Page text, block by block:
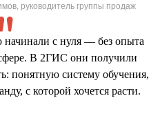
руководитель группы продаж
начинали с нуля — без опыта
В 2ГИС они получили
понятную систему обучения,
с которой хочется расти.